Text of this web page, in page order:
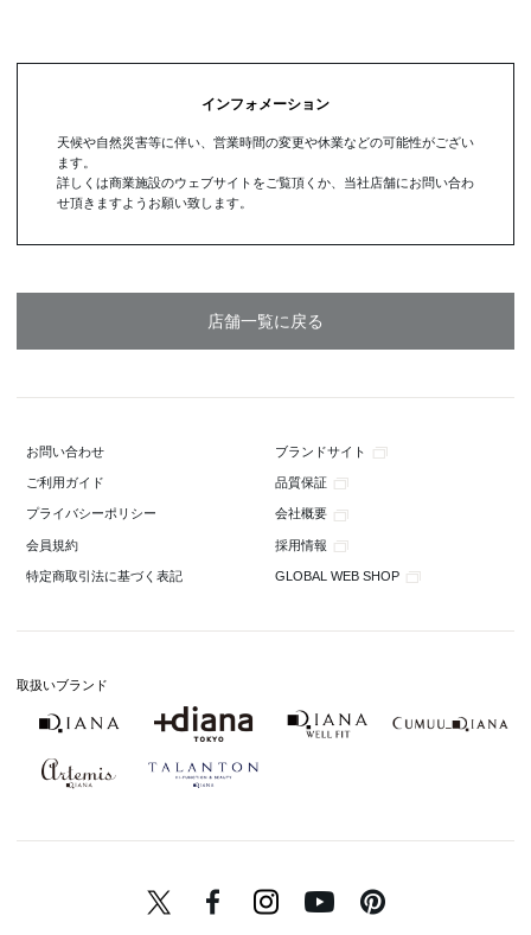
インフォメーション
天候や自然災害等に伴い、営業時間の変更や休業などの可能性がござい
ます。
詳しくは商業施設のウェブサイトをご覧頂くか、当社店舗にお問い合わ
せ頂きますようお願い致します。
店舗一覧に戻る
お問い合わせ ブランドサイト
ご利用ガイド 品質保証
プライバシーポリシー 会社概要
会員規約 採用情報
特定商取引法に基づく表記 GLOBAL WEB SHOP
取扱いブランド